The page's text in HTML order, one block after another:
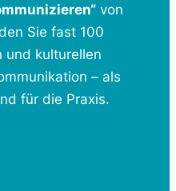
von
Sie fast 100
und kulturellen
– als
für die Praxis.